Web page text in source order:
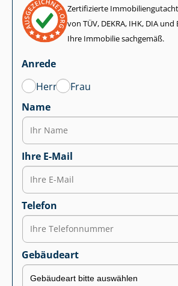
Zertifizierte
von TÜV, DEKRA, IHK, DIA
Ihre Immobilie sachgemäß.
Anrede
Herr
Frau
Name
Ihre E-Mail
Telefon
Gebäudeart